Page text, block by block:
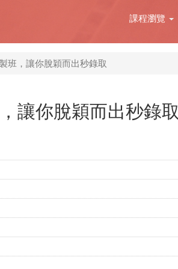
課程瀏覽
班，讓你脫穎而出秒錄取
讓你脫穎而出秒錄取